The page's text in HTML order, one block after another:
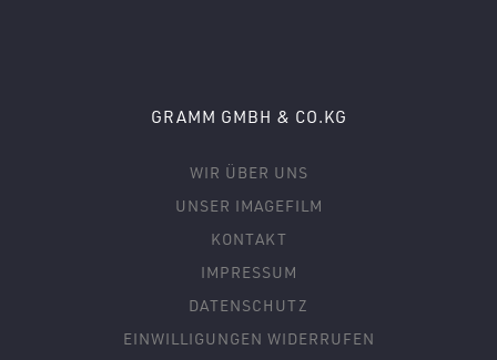
GRAMM GMBH & CO.KG
WIR ÜBER UNS
UNSER IMAGEFILM
KONTAKT
IMPRESSUM
DATENSCHUTZ
EINWILLIGUNGEN WIDERRUFEN